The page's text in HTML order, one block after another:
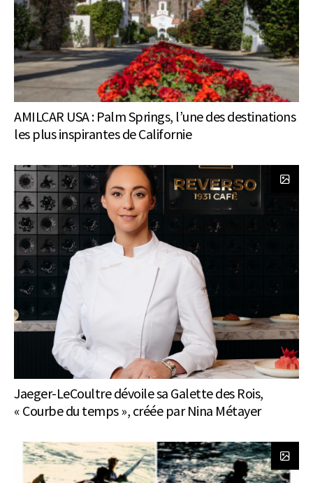
AMILCAR USA : Palm Springs, l’une des destinations
les plus inspirantes de Californie
Jaeger-LeCoultre dévoile sa Galette des Rois,
« Courbe du temps », créée par Nina Métayer